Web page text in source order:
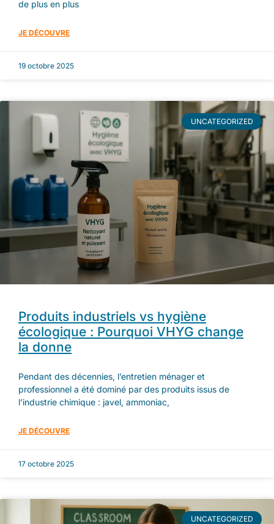
de plus en plus
JE DÉCOUVRE
19 octobre 2025
UNCATEGORIZED
Produits industriels vs hygiène
écologique : Pourquoi VHYG change
la donne
Pendant des décennies, l’entretien ménager et
professionnel a été dominé par des produits issus de
l’industrie chimique : javel, ammoniac,
JE DÉCOUVRE
17 octobre 2025
UNCATEGORIZED